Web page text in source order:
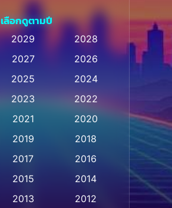
Animation การ์ตูน (28)
Animation การ์ตูน
Animation อนิเมชั่น(1)
Animation แอนิเมชัน(1)
Anthology (2)
เลือกดูตามปี
2029
2028
2027
2026
2025
2024
2023
2022
2021
2020
2019
2018
2017
2016
2015
2014
2013
2012